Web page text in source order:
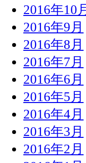
2016年10月
2016年9月
2016年8月
2016年7月
2016年6月
2016年5月
2016年4月
2016年3月
2016年2月